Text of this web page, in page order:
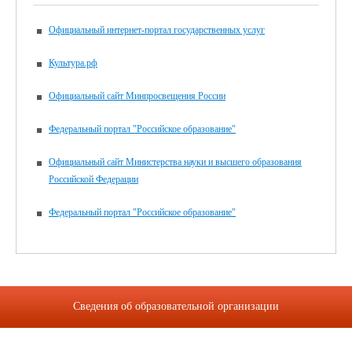
Официальный интернет-портал государственных услуг
Культура.рф
Официальный сайт Минпросвещения России
Федеральный портал "Российское образование"
Официальный сайт Министерства науки и высшего образования
Российской Федерации
Федеральный портал "Российское образование"
Сведения об образовательной организации